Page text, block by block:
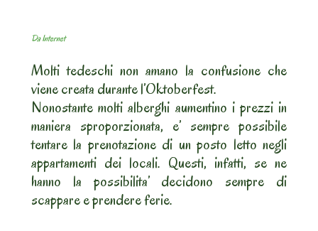
Da Internet
Molti tedeschi non amano la confusione che
viene creata durante l’Oktoberfest.
Nonostante molti alberghi aumentino i prezzi in
maniera sproporzionata, e’ sempre possibile
tentare la prenotazione di un posto letto negli
appartamenti dei locali. Questi, infatti, se ne
hanno la possibilita’ decidono sempre di
scappare e prendere ferie.